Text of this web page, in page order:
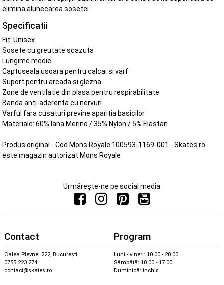
elimina alunecarea sosetei.
Specificatii
Fit: Unisex
Sosete cu greutate scazuta
Lungime medie
Captuseala usoara pentru calcai si varf
Suport pentru arcada si glezna
Zone de ventilatie din plasa pentru respirabilitate
Banda anti-aderenta cu nervuri
Varful fara cusaturi previne aparitia basicilor
Materiale: 60% lana Merino / 35% Nylon / 5% Elastan
Produs original - Cod Mons Royale 100593-1169-001 - Skates.ro
este magazin autorizat Mons Royale
Urmărește-ne pe social media
Contact
Calea Plevnei 222, București
0755 223 274
contact@skates.ro
Program
Luni - vineri: 10.00 - 20.00
Sâmbătă: 10.00 - 17.00
Duminică: închis